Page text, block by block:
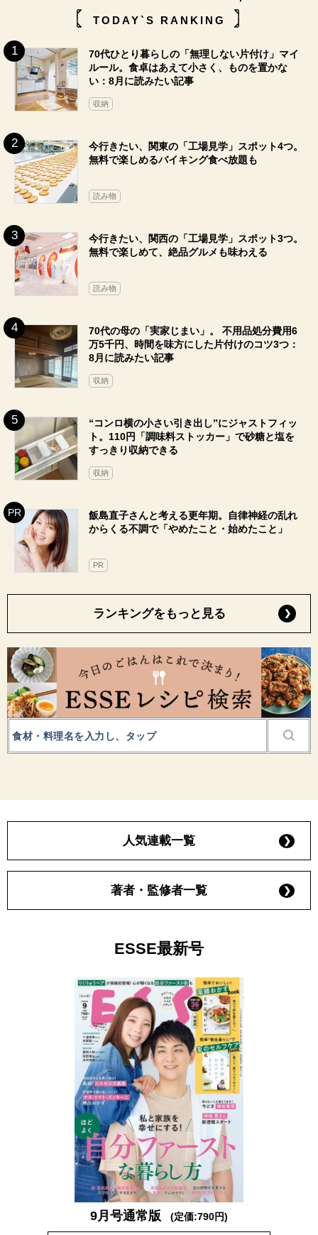
TODAY`S RANKING
70代ひとり暮らしの「無理しない片付け」マイ
ルール。食卓はあえて小さく、ものを置かな
い：8月に読みたい記事
収納
今行きたい、関東の「工場見学」スポット4つ。
無料で楽しめるバイキング食べ放題も
読み物
今行きたい、関西の「工場見学」スポット3つ。
無料で楽しめて、絶品グルメも味わえる
読み物
70代の母の「実家じまい」。 不用品処分費用6
万5千円、時間を味方にした片付けのコツ3つ：
8月に読みたい記事
収納
“コンロ横の小さい引き出し”にジャストフィッ
ト。110円「調味料ストッカー」で砂糖と塩を
すっきり収納できる
収納
飯島直子さんと考える更年期。自律神経の乱れ
からくる不調で「やめたこと・始めたこと」
PR
ランキングをもっと見る
人気連載一覧
著者・監修者一覧
ESSE最新号
9月号通常版 (定価:790円)